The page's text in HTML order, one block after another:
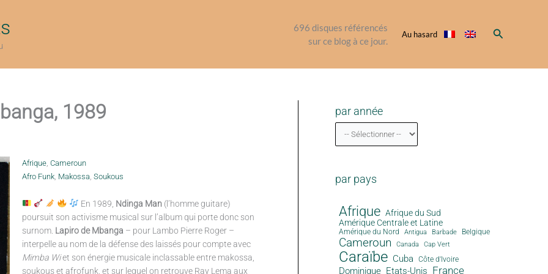
696 disques référencés
sur ce blog à ce jour.
Au hasard Rechercher
1989
Afrique, Cameroun
Afro Funk, Makossa, Soukous
En 1989, Ndinga Man(l’homme guitare)
poursuit son activisme musical sur l’album qui porte donc son
surnom. Lapiro de Mbanga – pour Lambo Pierre Roger –
interpelle au nom de la défense des laissés pour compte avec
Mimba Wiet son énergie musicale inclassable entre makossa,
soukous et afrofunk, et sur lequel on retrouve Ray Lema aux
par année
par pays
Afrique Afrique du Sud
Amérique Centrale et Latine
Amérique du Nord Antigua Barbade Belgique
Cameroun Canada Cap Vert
Caraïbe Cuba Côte d'Ivoire
Dominique Etats-Unis France